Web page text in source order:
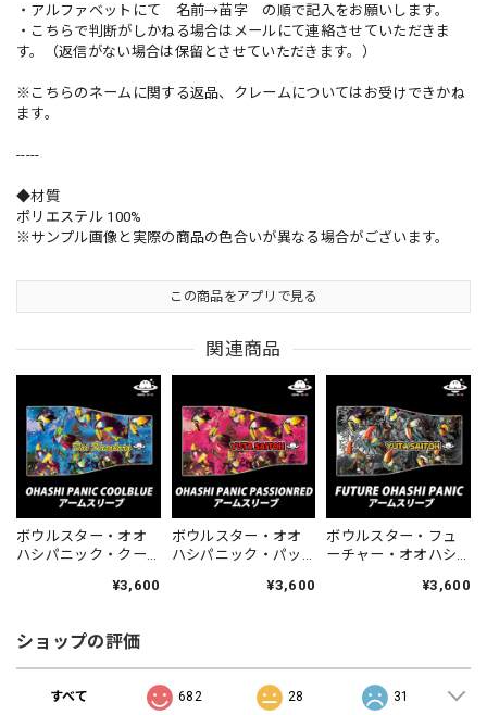
・アルファベットにて 名前→苗字 の順で記入をお願いします。
・こちらで判断がしかねる場合はメールにて連絡させていただきま
す。（返信がない場合は保留とさせていただきます。）
※こちらのネームに関する返品、クレームについてはお受けできかね
ます。
-----
◆材質
ポリエステル 100%
※サンプル画像と実際の商品の色合いが異なる場合がございます。
この商品をアプリで見る
関連商品
ボウルスター・オオ
ハシパニック・クー
ーブ-54]ネーム入り・
¥3,600
ボウルスター・オオ
ハシパニック・パッ
スリーブ-55]ネーム入
¥3,600
ボウルスター・フュ
ーチャー・オオハシ
ーブ-56]ネーム入り・
¥3,600
ショップの評価
すべて 682 28 31